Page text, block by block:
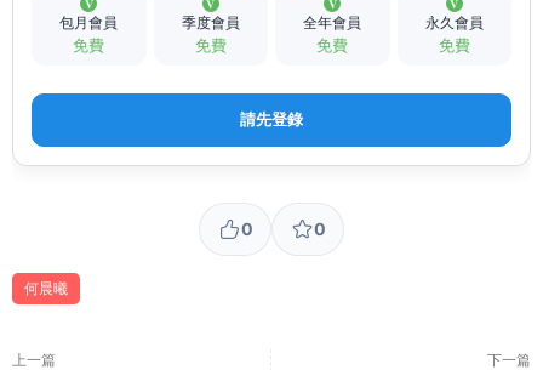
包月會員
免費
季度會員
免費
全年會員
免費
永久會員
免費
請先登錄
0 0
何晨曦
上一篇 下一篇